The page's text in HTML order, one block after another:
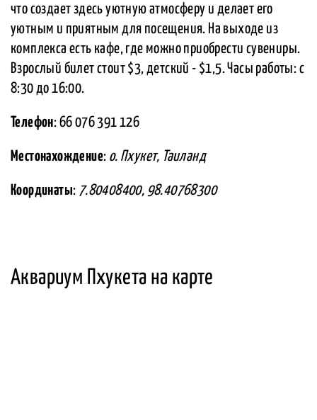
что создает здесь уютную атмосферу и делает его
уютным и приятным для посещения. На выходе из
комплекса есть кафе, где можно приобрести сувениры.
Взрослый билет стоит $3, детский - $1,5. Часы работы: с
8:30 до 16:00.
Телефон: 66 076 391 126
Местонахождение: о. Пхукет, Таиланд
Координаты: 7.80408400, 98.40768300
Аквариум Пхукета на карте